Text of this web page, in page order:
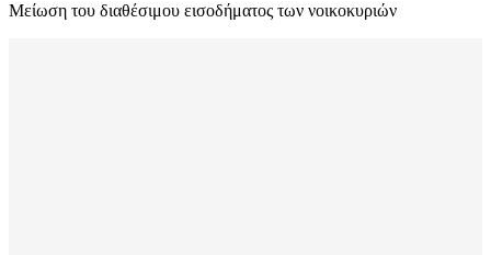
Μείωση του διαθέσιμου εισοδήματος των νοικοκυριών